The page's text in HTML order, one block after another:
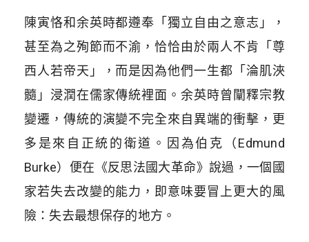
陳寅恪和余英時都遵奉「獨立自由之意志」，
甚至為之殉節而不渝，恰恰由於兩人不肯「尊
西人若帝天」，而是因為他們一生都「淪肌浹
髓」浸潤在儒家傳統裡面。余英時曾闡釋宗教
變遷，傳統的演變不完全來自異端的衝擊，更
多是來自正統的衛道。因為伯克（Edmund
Burke）便在 《反思法國大革命》 說過，一個國
家若失去改變的能力，即意味要冒上更大的風
險：失去最想保存的地方。